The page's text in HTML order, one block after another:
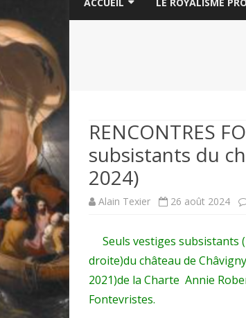
QUIÉTISME?
RENCONTRES
subsistants du
2024)
Alain Texier 26 août 2024
Seuls vestiges subsistants
droite)du château de
2021)de la Charte Annie
Fontevristes.